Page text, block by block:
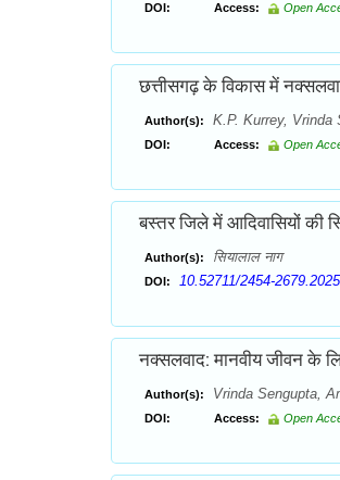
DOI: Access: Open
छत्तीसगढ़ के विकास में
Author(s): K.P. Kurrey, Vrinda
DOI: Access: Open
बस्तर जिले में आदिवासियों की
Author(s): सियालाल नाग
DOI: 10.52711/2454-
नक्सलवाद: मानवीय जीवन के
Author(s): Vrinda Sengupta,
DOI: Access: Open